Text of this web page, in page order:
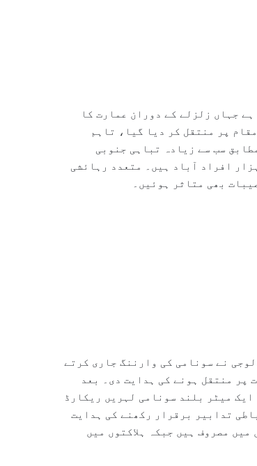
جہاں زلزلے کے دوران عمارت کا
پر منتقل کر دیا گیا، تاہم
سب سے زیادہ تباہی جنوبی
افراد آباد ہیں۔ متعدد رہائشی
بھی متاثر ہوئیں۔
نے سونامی کی وارننگ جاری کرتے
پر منتقل ہونے کی ہدایت دی۔ بعد
میٹر بلند سونامی لہریں ریکارڈ
تدابیر برقرار رکھنے کی ہدایت
مصروف ہیں جبکہ ہلاکتوں میں